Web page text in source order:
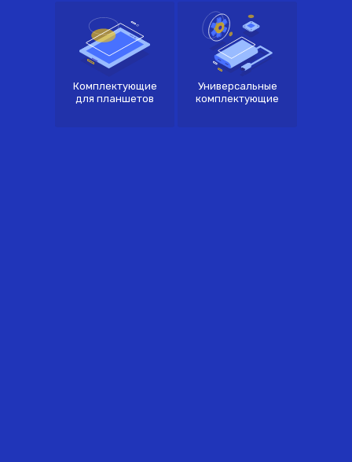
Комплектующие
для планшетов
Универсальные
комплектующие